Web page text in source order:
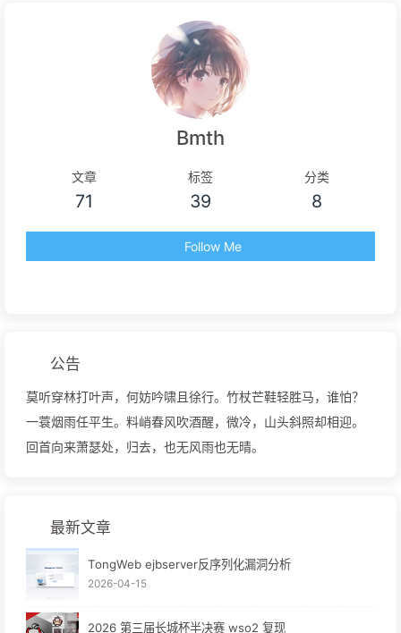
Bmth
文章
71
标签
39
分类
8
Follow Me
公告
莫听穿林打叶声，何妨吟啸且徐行。竹杖芒鞋轻胜马，谁怕？
一蓑烟雨任平生。料峭春风吹酒醒，微冷，山头斜照却相迎。
回首向来萧瑟处，归去，也无风雨也无晴。
最新文章
TongWeb ejbserver反序列化漏洞分析
2026-04-15
2026 第三届长城杯半决赛 wso2 复现